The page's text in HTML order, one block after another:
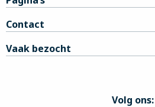
Contact
Vaak bezocht
Volg ons: